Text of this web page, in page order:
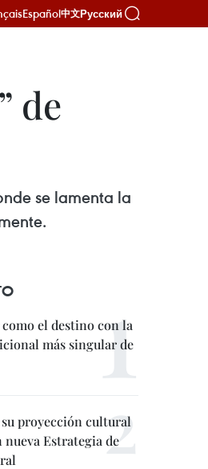
Español中文Русский
de
se lamenta la
el destino con la
más singular de
proyección cultural
Estrategia de